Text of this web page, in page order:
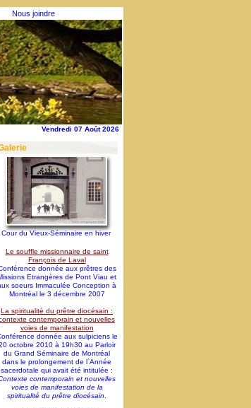
Nous joindre
Vendredi 07 Août 2026
Cour du Vieux-Séminaire en hiver
Le souffle missionnaire de saint
François de Laval
donnée aux prêtres des
Etrangères de Pont Viau et
soeurs Immaculée Conception à
Montréal le 3 décembre 2007
La spiritualité du prêtre diocésain :
contemporain et nouvelles
voies de manifestation
donnée aux sulpiciens le
octobre 2010 à 19h30 au Parloir
du Grand Séminaire de Montréal
dans le prolongement de l`Année
sacerdotale qui avait été intitulée :
contemporain et nouvelles
voies de manifestation de la
spiritualité du prêtre diocésain